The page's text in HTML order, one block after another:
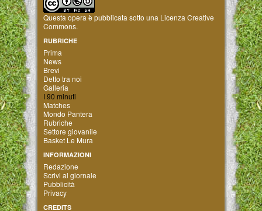
Questa opera è pubblicata sotto una Licenza Creative
Commons.
RUBRICHE
Prima
News
Brevi
Detto tra noi
Galleria
I 90 minuti
Matches
Mondo Pantera
Rubriche
Settore giovanile
Basket Le Mura
INFORMAZIONI
Redazione
Scrivi al giornale
Pubblicità
Privacy
CREDITS